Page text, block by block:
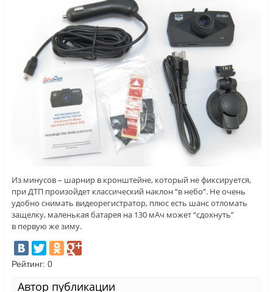
Из минусов – шарнир в кронштейне, который не фиксируется,
при ДТП произойдет классический наклон “в небо”. Не очень
удобно снимать видеорегистратор, плюс есть шанс отломать
защелку, маленькая батарея на 130 мАч может “сдохнуть”
в первую же зиму.
Рейтинг: 0
Автор публикации